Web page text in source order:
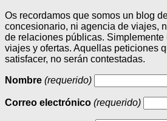
Os recordamos que somos un blog
concesionario, ni agencia de viajes,
de relaciones públicas.
viajes y ofertas. Aquellas peticiones
satisfacer, no serán contestadas.
Nombre (requerido)
Correo electrónico (requerido)